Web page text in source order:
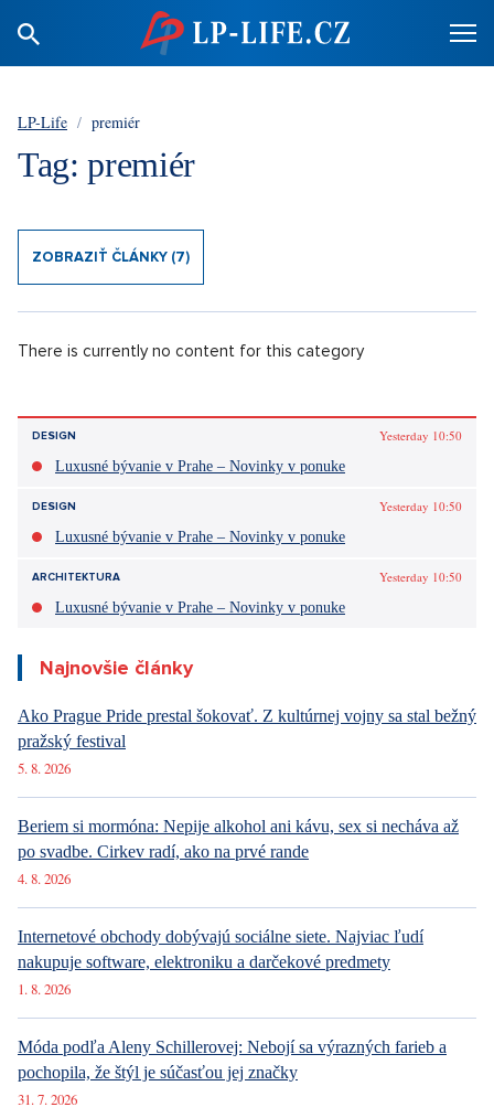
LP-Life / premiér
Tag: premiér
ZOBRAZIŤ ČLÁNKY (7)
There is currently no content for this category
DESIGN
Yesterday 10:50
Luxusné bývanie v Prahe – Novinky v ponuke
DESIGN
Yesterday 10:50
Luxusné bývanie v Prahe – Novinky v ponuke
ARCHITEKTURA
Yesterday 10:50
Luxusné bývanie v Prahe – Novinky v ponuke
Najnovšie články
Ako Prague Pride prestal šokovať. Z kultúrnej vojny sa stal bežný
pražský festival
5. 8. 2026
Beriem si mormóna: Nepije alkohol ani kávu, sex si necháva až
po svadbe. Cirkev radí, ako na prvé rande
4. 8. 2026
Internetové obchody dobývajú sociálne siete. Najviac ľudí
nakupuje software, elektroniku a darčekové predmety
1. 8. 2026
Móda podľa Aleny Schillerovej: Nebojí sa výrazných farieb a
pochopila, že štýl je súčasťou jej značky
31. 7. 2026